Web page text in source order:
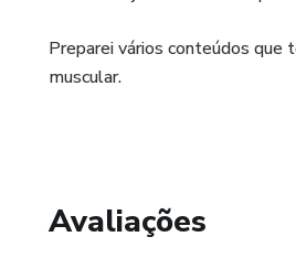
Preparei vários conteúdos que
muscular.
Avaliações